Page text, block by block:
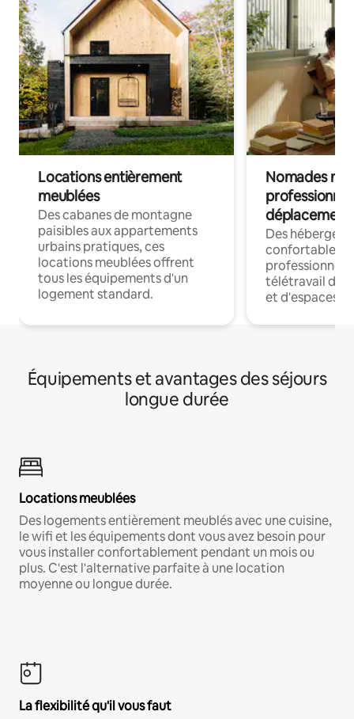
Locations entièrement
meublées
Des cabanes de montagne
paisibles aux appartements
urbains pratiques, ces
locations meublées offrent
tous les équipements d'un
logement standard.
Nomades
déplacement
Des
confortables
professionnels
télétravail
et d'espaces
Équipements et avantages des séjours
longue durée
Locations meublées
Des logements entièrement meublés avec une cuisine,
le wifi et les équipements dont vous avez besoin pour
vous installer confortablement pendant un mois ou
plus. C'est l'alternative parfaite à une location
moyenne ou longue durée.
La flexibilité qu'il vous faut